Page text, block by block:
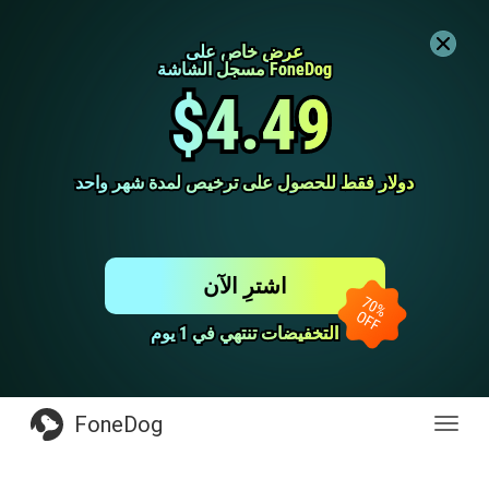
عرض خاص على
عرض خاص على
مسجل الشاشة FoneDog
مسجل الشاشة FoneDog
$4.49
$4.49
دولار فقط للحصول على ترخيص لمدة شهر واحد
دولار فقط للحصول على ترخيص لمدة شهر واحد
التخفيضات تنتهي في 1 يوم
التخفيضات تنتهي في 1 يوم
اشترِ الآن
FoneDog